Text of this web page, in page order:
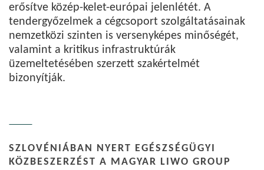
erősítve közép-kelet-európai jelenlétét. A
tendergyőzelmek a cégcsoport szolgáltatásainak
nemzetközi szinten is versenyképes minőségét,
valamint a kritikus infrastruktúrák
üzemeltetésében szerzett szakértelmét
bizonyítják.
SZLOVÉNIÁBAN NYERT EGÉSZSÉGÜGYI
KÖZBESZERZÉST A MAGYAR LIWO GROUP